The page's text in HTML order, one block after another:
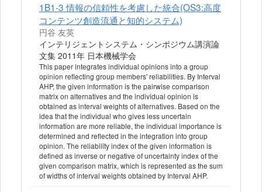
1B1-3 情報の信頼性を考慮した統合(OS3:高度
コンテンツ創造流通と知的システム)
円谷 友英
インテリジェントシステム・シンポジウム講演論
文集 2011年 日本機械学会
This paper integrates individual opinions into a group
opinion reflecting group members' reliabilities. By Interval
AHP, the given information is the pairwise comparison
matrix on alternatives and the individual opinion is
obtained as interval weights of alternatives. Based on the
idea that the individual who gives less uncertain
information are more reliable, the individual importance is
determined and reflected in the integration into group
opinion. The reliability index of the given information is
defined as inverse or negative of uncertainty index of the
given comparison matrix, which is represented as the sum
of widths of interval weights obtained by Interval AHP.